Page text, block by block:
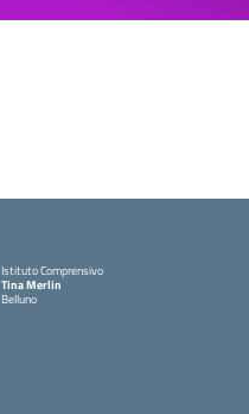
Istituto Comprensivo
Tina Merlin
Belluno